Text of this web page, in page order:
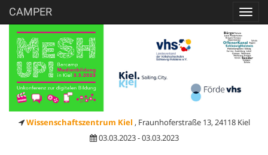
CAMPER
Wissenschaftszentrum Kiel , Fraunhoferstraße 13, 24118 Kiel
03.03.2023 - 03.03.2023